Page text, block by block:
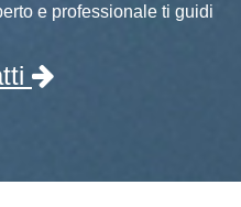
e professionale ti guidi